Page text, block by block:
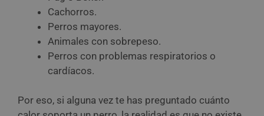
Cachorros.
Perros mayores.
Animales con sobrepeso.
Perros con problemas respiratorios o
cardíacos.
Por eso, si alguna vez te has preguntado cuánto